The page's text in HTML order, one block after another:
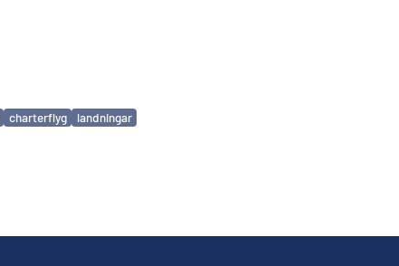
charterflyg
landningar